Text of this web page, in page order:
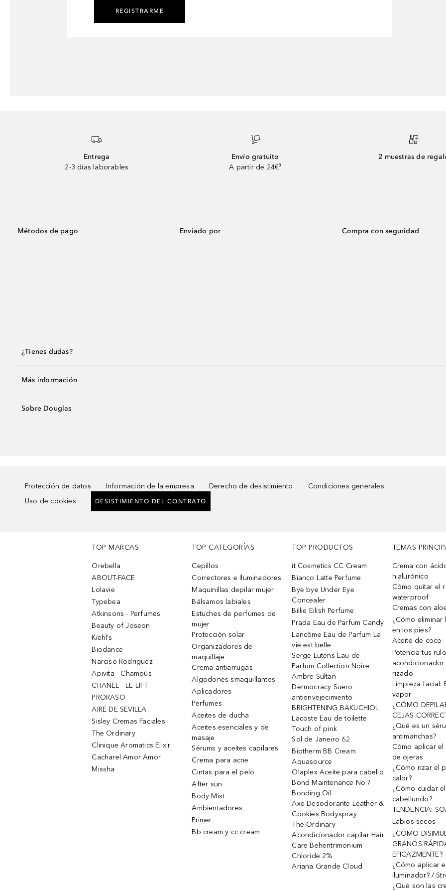
REGISTRARME
Entrega
2-3 días laborables
Envío gratuito
A partir de 24€³
2 muestras de
Métodos de pago Enviado por Compra con seguridad
¿Tienes dudas?
Más información
Sobre Douglas
Protección de datos Información de la empresa Derecho de desistimiento
Condiciones generales
Uso de cookies
DESISTIMIENTO DEL CONTRATO
TOP MARCAS
Orebella
ABOUT-FACE
Lolavie
Typebea
Atkinsons - Perfumes
Beauty of Joseon
Kiehl’s
Biodance
Narciso Rodriguez
Apivita - Champús
CHANEL - LE LIFT
PRORASO
AIRE DE SEVILLA
Sisley Cremas Faciales
The Ordinary
Clinique Aromatics Elixir
Cacharel Amor Amor
Missha
TOP CATEGORÍAS
Cepillos
Correctores e Iluminadores
Maquinillas depilar mujer
Bálsamos labiales
Estuches de perfumes de
mujer
Protección solar
Organizadores de
maquillaje
Crema antiarrugas
Algodones smaquillantes
Aplicadores
Perfumes
Aceites de ducha
Aceites esenciales y de
masaje
Sérums y aceites capilares
Crema para acne
Cintas para el pelo
After sun
Body Mist
Ambientadores
Primer
Bb cream y cc cream
TOP PRODUCTOS
it Cosmetics CC Cream
Bianco Latte Perfume
Bye bye Under Eye
Concealer
Billie Eilish Perfume
Prada Eau de Parfum Candy
Lancôme Eau de Parfum La
vie est belle
Serge Lutens Eau de
Parfum Collection Noire
Ambre Sultan
Dermocracy Suero
antienvejecimiento
BRIGHTENING BAKUCHIOL
Lacoste Eau de toilette
Touch of pink
Sol de Janeiro 62
Biotherm BB Cream
Aquasource
Olaplex Aceite para cabello
Bond Maintenance No.7
Bonding Oil
Axe Desodorante Leather &
Cookies Bodyspray
The Ordinary
Acondicionador capilar Hair
Care Behentrimonium
Chloride 2%
Ariana Grande Cloud
TEMAS
Crema con
hialurónico
Cómo quitar el
waterproof
Cremas con
¿Cómo eliminar
en los pies?
Aceite de coco
Potencia tus
rizado
Limpieza facial:
vapor
¿CÓMO
CEJAS
¿Qué es un
antimanchas?
Cómo aplicar
de ojeras
¿Cómo rizar el
calor?
¿Cómo cuidar
cabellundo?
TENDENCIA:
Labios secos
¿CÓMO
GRANOS
EFICAZMENTE?
¿Cómo aplicar
iluminador? /
¿Qué son las